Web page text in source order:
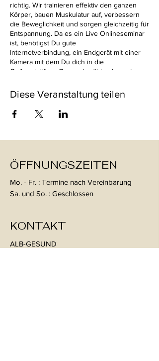
richtig. Wir trainieren effektiv den ganzen
Körper, bauen Muskulatur auf, verbessern
die Beweglichkeit und sorgen gleichzeitig für
Entspannung. Da es ein Live Onlineseminar
ist, benötigst Du gute
Internetverbindung, ein Endgerät mit einer
Kamera mit dem Du dich in die
Onlineplattform Zoom einwählen kannst.
Kosten: 128 Euro/8 Termine. Dies ist ein
Präventionskurs, daher können die
Kurskosten zu ca. 60 - 80 % von den
Krankenkassen erstattet werden. d.h.
Erkundige Dich gerne vor Kursbeginn bei
Dann nimm
Kontakt mit mir auf oder melde
Dich direkt an .
Diese Veranstaltung teilen
ÖFFNUNGSZEITEN
Mo. - Fr. : Termine nach Vereinbarung
Sa. und So. : Geschlossen
KONTAKT
ALB-GESUND